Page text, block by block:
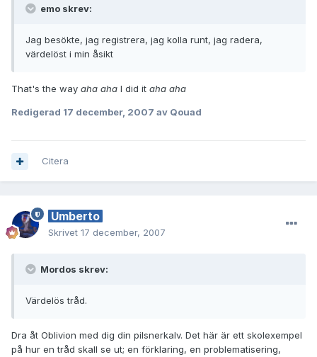
emo skrev:
Jag besökte, jag registrera, jag kolla runt, jag radera,
värdelöst i min åsikt
That's the way aha aha I did it aha aha
Redigerad 17 december, 2007 av Qouad
Citera
Umberto
Skrivet 17 december, 2007
Mordos skrev:
Värdelös tråd.
Dra åt Oblivion med dig din pilsnerkalv. Det här är ett skolexempel
på hur en tråd skall se ut; en förklaring, en problematisering,